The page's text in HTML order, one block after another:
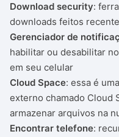
Download security:
downloads feitos
Gerenciador de
habilitar ou desabilitar
em seu celular
Cloud Space: essa é
externo chamado Cloud
armazenar arquivos na
Encontrar telefone: